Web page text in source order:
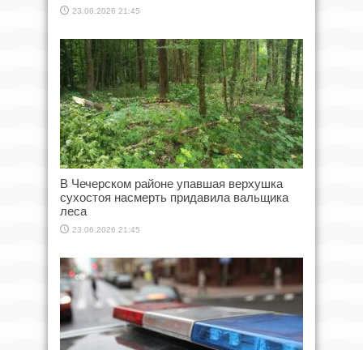
23.06.2026 21:45
В Чечерском районе упавшая верхушка
сухостоя насмерть придавила вальщика
леса
23.06.2026 21:45